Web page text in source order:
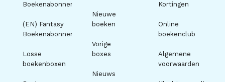
Boekenabonnement
(EN) Fantasy
Boekenabonnement
Losse
boekenboxen
Nieuwe
boeken
Vorige
boxes
Nieuws
Kortingen
Online
boekenclub
Algemene
voorwaarden